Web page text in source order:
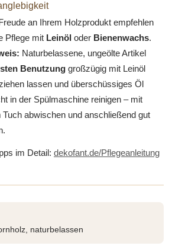
an Ihrem Holzprodukt empfehlen
Pflege mit Leinöl oder Bienenwachs.
Naturbelassene, ungeölte Artikel
Benutzung großzügig mit Leinöl
lassen und überschüssiges Öl
in der Spülmaschine reinigen – mit
Tuch abwischen und anschließend gut
im Detail: dekofant.de/Pflegeanleitung
naturbelassen